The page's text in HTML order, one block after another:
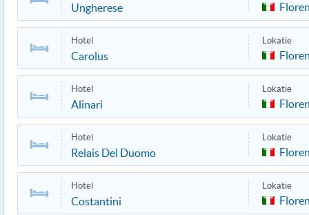
Ungherese
Hotel
Carolus
Lokatie
Hotel
Alinari
Lokatie
Hotel
Relais Del Duomo
Lokatie
Hotel
Costantini
Lokatie